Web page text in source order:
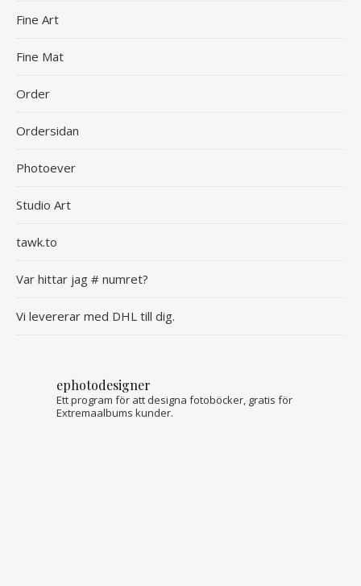
Fine Art
Fine Mat
Order
Ordersidan
Photoever
Studio Art
tawk.to
Var hittar jag # numret?
Vi levererar med DHL till dig.
ephotodesigner
Ett program för att designa fotoböcker, gratis för
Extremaalbums kunder.